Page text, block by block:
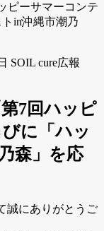
ピーサマーコンテ
in沖縄市潮乃
SOIL cure広報
7回ハッピ
に「ハッ
森」を応
誠にありがとうご